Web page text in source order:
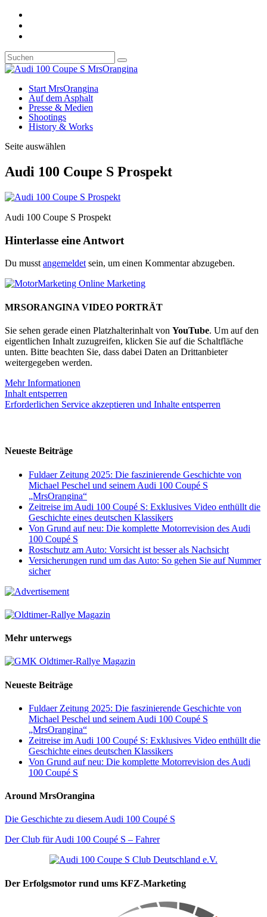
Start MrsOrangina
Auf dem Asphalt
Presse & Medien
Shootings
History & Works
Seite auswählen
Audi 100 Coupe S Prospekt
Audi 100 Coupe S Prospekt
Hinterlasse eine Antwort
Du musst angemeldet sein, um einen Kommentar abzugeben.
MRSORANGINA VIDEO PORTRÄT
Sie sehen gerade einen Platzhalterinhalt von YouTube. Um auf den
eigentlichen Inhalt zuzugreifen, klicken Sie auf die Schaltfläche
unten. Bitte beachten Sie, dass dabei Daten an Drittanbieter
weitergegeben werden.
Mehr Informationen
Inhalt entsperren
Erforderlichen Service akzeptieren und Inhalte entsperren
Neueste Beiträge
Fuldaer Zeitung 2025: Die faszinierende Geschichte von
Michael Peschel und seinem Audi 100 Coupé S
„MrsOrangina“
Zeitreise im Audi 100 Coupé S: Exklusives Video enthüllt die
Geschichte eines deutschen Klassikers
Von Grund auf neu: Die komplette Motorrevision des Audi
100 Coupé S
Rostschutz am Auto: Vorsicht ist besser als Nachsicht
Versicherungen rund um das Auto: So gehen Sie auf Nummer
sicher
Mehr unterwegs
Neueste Beiträge
Fuldaer Zeitung 2025: Die faszinierende Geschichte von
Michael Peschel und seinem Audi 100 Coupé S
„MrsOrangina“
Zeitreise im Audi 100 Coupé S: Exklusives Video enthüllt die
Geschichte eines deutschen Klassikers
Von Grund auf neu: Die komplette Motorrevision des Audi
100 Coupé S
Around MrsOrangina
Die Geschichte zu diesem Audi 100 Coupé S
Der Club für Audi 100 Coupé S – Fahrer
Der Erfolgsmotor rund ums KFZ-Marketing